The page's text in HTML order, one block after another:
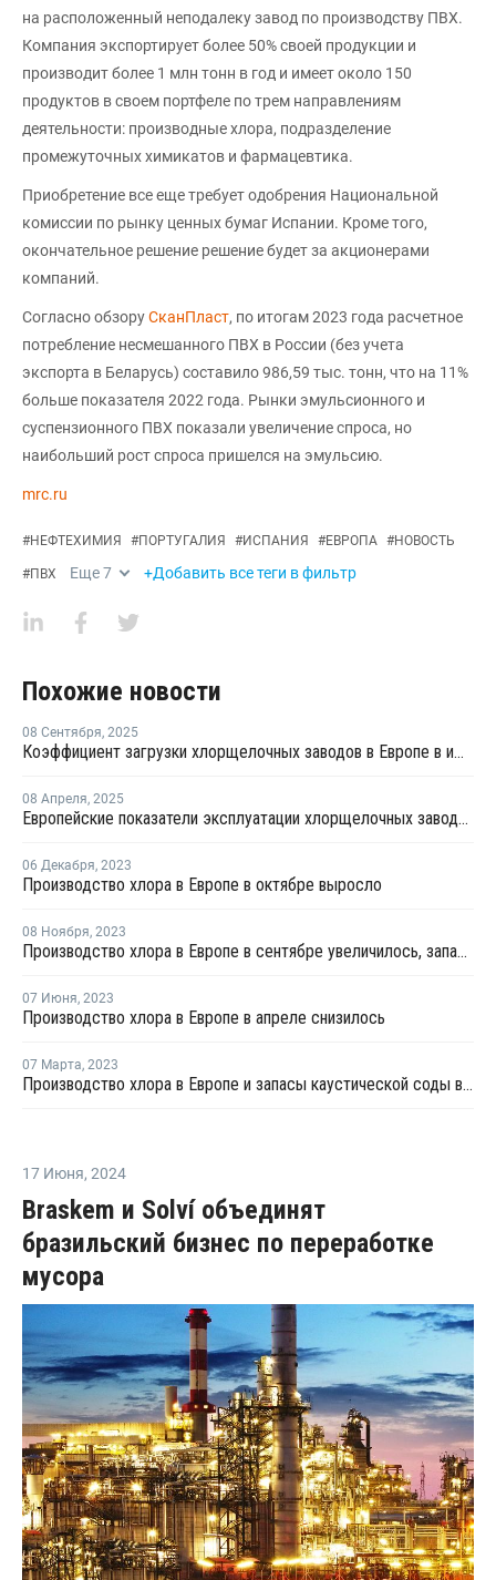
на расположенный неподалеку завод по производству ПВХ.
Компания экспортирует более 50% своей продукции и
производит более 1 млн тонн в год и имеет около 150
продуктов в своем портфеле по трем направлениям
деятельности: производные хлора, подразделение
промежуточных химикатов и фармацевтика.
Приобретение все еще требует одобрения Национальной
комиссии по рынку ценных бумаг Испании. Кроме того,
окончательное решение решение будет за акционерами
компаний.
Согласно обзоруСканПласт, по итогам 2023 года расчетное
потребление несмешанного ПВХ в России (без учета
экспорта в Беларусь) составило 986,59 тыс. тонн, что на 11%
больше показателя 2022 года. Рынки эмульсионного и
суспензионного ПВХ показали увеличение спроса, но
наибольший рост спроса пришелся на эмульсию.
mrc.ru
#НЕФТЕХИМИЯ #ПОРТУГАЛИЯ #ИСПАНИЯ #ЕВРОПА #НОВОСТЬ
#ПВХ Еще7 +Добавить все теги в фильтр
Похожие новости
08 Сентября, 2025
Коэффициент загрузки хлорщелочных заводов в Европе в июле продолжил рост
08 Апреля, 2025
Европейские показатели эксплуатации хлорщелочных заводов достигли в феврале трехлетнего максимума
06 Декабря, 2023
Производство хлора в Европе в октябре выросло
08 Ноября, 2023
Производство хлора в Европе в сентябре увеличилось, запасы каустика выросли
07 Июня, 2023
Производство хлора в Европе в апреле снизилось
07 Марта, 2023
Производство хлора в Европе и запасы каустической соды выросли в январе
17 Июня, 2024
Braskem и Solví объединят
бразильский бизнес по переработке
мусора